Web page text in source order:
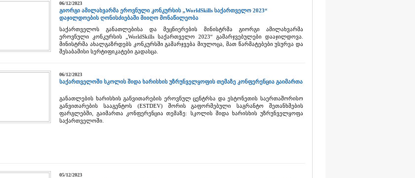
06/12/2023
გიორგი ამილახვარმა ეროვნული კონკურსის „WorldSkills საქართველო 2023“
დაჯილდოების ღონისძიებაში მიიღო მონაწილეობა
საქართველოს განათლებისა და მეცნიერების მინისტრმა გიორგი ამილახვარმა
ეროვნული კონკურსის „WorldSkills საქართველო 2023“ გამარჯვებულები დააჯილდოვა.
მინისტრმა ახალგაზრდებს კონკურსში გამარჯვება მიულოცა, მათ წარმატებები უსურვა და
შესაბამისი სერტიფიკატები გადასცა.
06/12/2023
საქართველოში სკოლის შიდა ხარისხის უზრუნველყოფის თემაზე კონფერენცია გაიმართა
განათლების ხარისხის განვითარების ეროვნულ ცენტრსა და ესტონეთის საერთაშორისო
განვითარების სააგენტოს (ESTDEV) შორის გაფორმებული საგრანტო შეთანხმების
ფარგლებში, გაიმართა კონფერენცია თემაზე: სკოლის შიდა ხარისხის უზრუნველყოფა
საქართველოში.
05/12/2023